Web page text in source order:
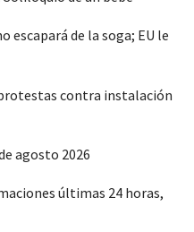
escapará de la soga; EU le
protestas contra instalación
agosto 2026
últimas 24 horas,